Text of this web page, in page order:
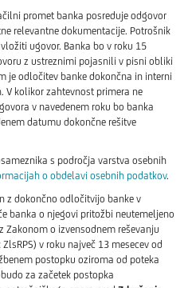
promet banka posreduje odgovor
relevantne dokumentacije. Potrošnik
ugovor. Banka bo v roku 15
z ustreznimi pojasnili v pisni obliki
je odločitev banke dokončna in interni
V kolikor zahtevnost primera ne
v navedenem roku bo banka
datumu dokončne rešitve
s področja varstva osebnih
o obdelavi osebnih podatkov.
z dokončno odločitvijo banke v
banka o njegovi pritožbi neutemeljeno
Zakonom o izvensodnem reševanju
v roku največ 13 mesecev od
postopku oziroma od poteka
za začetek postopka